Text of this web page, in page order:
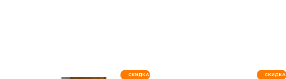
СКИДКА СКИДКА